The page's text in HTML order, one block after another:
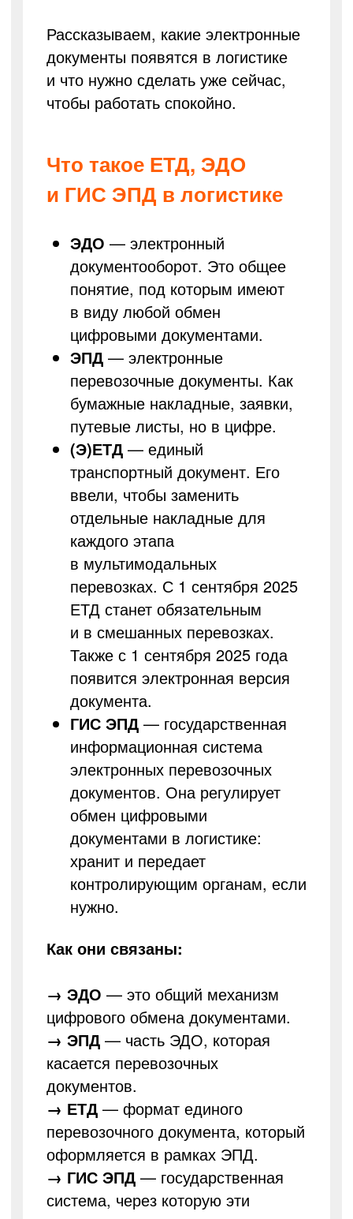
Рассказываем, какие электронные
документы появятся в логистике
и что нужно сделать уже сейчас,
чтобы работать спокойно.
Что такое ЕТД, ЭДО
и ГИС ЭПД в логистике
ЭДО — электронный
документооборот. Это общее
понятие, под которым имеют
в виду любой обмен
цифровыми документами.
ЭПД — электронные
перевозочные документы. Как
бумажные накладные, заявки,
путевые листы, но в цифре.
(Э)ЕТД — единый
транспортный документ. Его
ввели, чтобы заменить
отдельные накладные для
каждого этапа
в мультимодальных
перевозках. С 1 сентября 2025
ЕТД станет обязательным
и в смешанных перевозках.
Также с 1 сентября 2025 года
появится электронная версия
документа.
ГИС ЭПД — государственная
информационная система
электронных перевозочных
документов. Она регулирует
обмен цифровыми
документами в логистике:
хранит и передает
контролирующим органам, если
нужно.
Как они связаны:
→ ЭДО — это общий механизм
цифрового обмена документами.
→ ЭПД — часть ЭДО, которая
касается перевозочных
документов.
→ ЕТД — формат единого
перевозочного документа, который
оформляется в рамках ЭПД.
→ ГИС ЭПД — государственная
система, через которую эти